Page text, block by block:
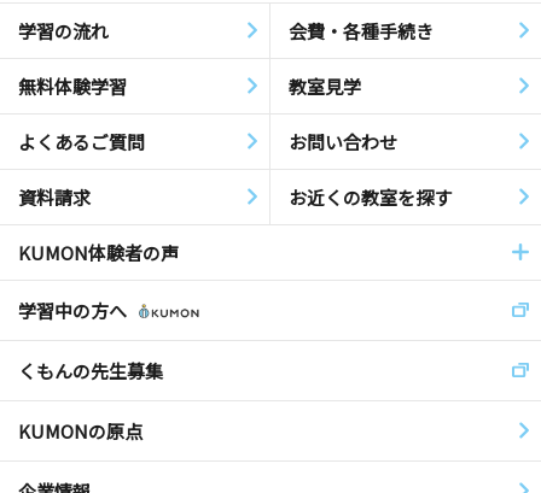
学習の流れ 会費・各種手続き
無料体験学習 教室見学
よくあるご質問 お問い合わせ
資料請求 お近くの教室を探す
KUMON体験者の声
学習中の方へ
くもんの先生募集
KUMONの原点